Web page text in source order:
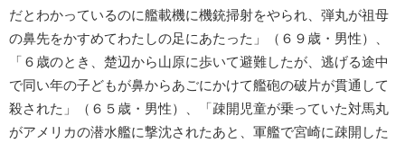
だとわかっているのに艦載機に機銃掃射をやられ、弾丸が祖母
の鼻先をかすめてわたしの足にあたった」（６９歳・男性）、
「６歳のとき、楚辺から山原に歩いて避難したが、逃げる途中
で同い年の子どもが鼻からあごにかけて艦砲の破片が貫通して
殺された」（６５歳・男性）、「疎開児童が乗っていた対馬丸
がアメリカの潜水艦に撃沈されたあと、軍艦で宮崎に疎開した